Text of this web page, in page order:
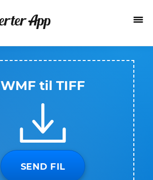
WMF til TIFF
SEND FIL